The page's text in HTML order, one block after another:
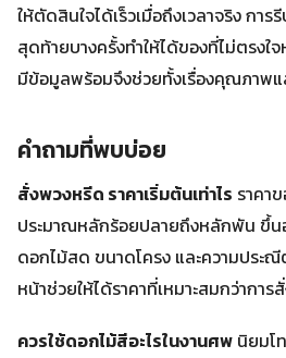
ให้ตัดสินใจได้เร็วเมื่อถึงเวลาจริง กา
สุดท้ายบางครั้งทำให้ได้ของที่ไม่ตรงใ
มีข้อมูลพร้อมจึงช่วยทั้งเรื่องคุณภาพ
คำถามที่พบบ่อย
สั่งพวงหรีด ราคาเริ่มต้นเท่าไร ราคา
ประมาณหลักร้อยปลายถึงหลักพัน ขึ้
ดอกไม้สด ขนาดโครง และความประ
หน้าช่วยให้ได้ราคาที่เหมาะสมกว่าการ
ควรใช้ดอกไม้สีอะไรในงานศพ นิยมโ